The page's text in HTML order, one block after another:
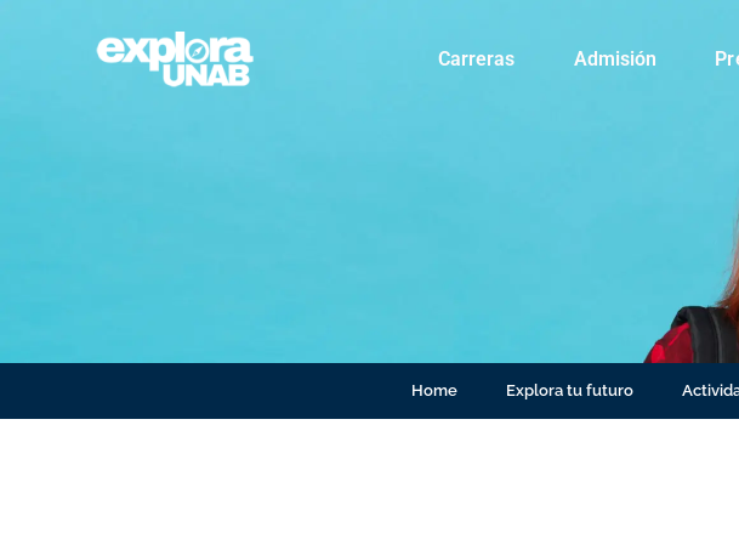
Carreras Admisión
Home Explora tu futuro